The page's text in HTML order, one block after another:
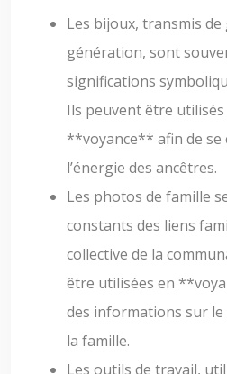
Les bijoux, transmis
génération, sont
significations
Ils peuvent être
**voyance** afin de se
l’énergie des ancêtres.
Les photos de famille
constants des liens
collective de la
être utilisées en
des informations sur
la famille.
Les outils de travail,